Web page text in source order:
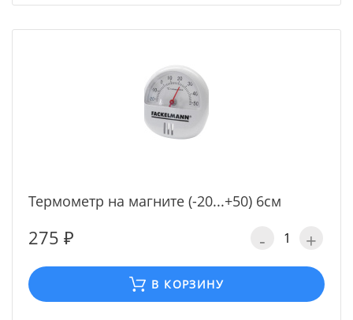
Термометр на магните (-20...+50) 6см
275 ₽ - +
В КОРЗИНУ